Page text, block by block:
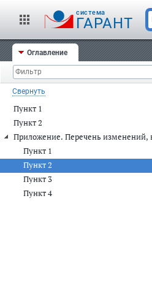
cистема
ГАРАНТ
Оглавление
Свернуть
Пункт 1
Пункт 2
Приложение. Перечень изменений,
Пункт 1
Пункт 2
Пункт 3
Пункт 4